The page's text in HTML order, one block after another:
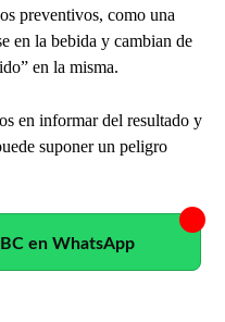
preventivos, como una
en la bebida y cambian de
en la misma.
en informar del resultado y
suponer un peligro
en WhatsApp